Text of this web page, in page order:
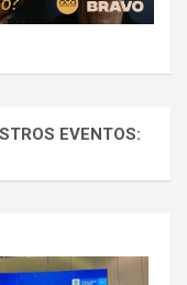
EVENTOS: